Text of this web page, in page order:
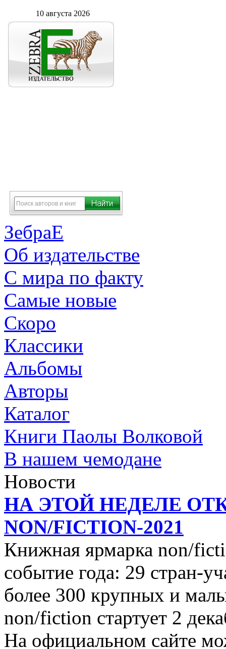
10 августа 2026
ЗебраЕ
Об издательстве
С мира по факту
Самые новые
Скоро
Классики
Альбомы
Авторы
Каталог
Книги Паолы Волковой
В нашем чемодане
Новости
НА ЭТОЙ НЕДЕЛЕ
NON/FICTION-2021
Книжная ярмарка non/
событие года: 29 стран-
более 300 крупных и
non/fiction стартует 2
На официальном сайте